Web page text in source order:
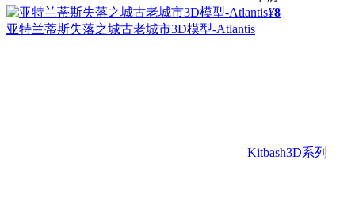
¥8
亚特兰蒂斯失落之城古老城市3D模型-Atlantis
Kitbash3D系列